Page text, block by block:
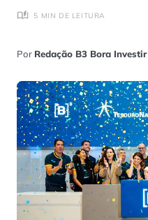
5 MIN DE LEITURA
Por Redação B3 Bora Investir